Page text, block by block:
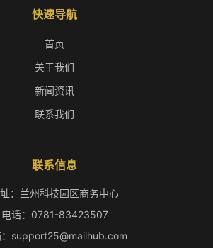
快速导航
首页
关于我们
新闻资讯
联系我们
联系信息
：兰州科技园区商务中心
电话：0781-83423507
：support25@mailhub.com